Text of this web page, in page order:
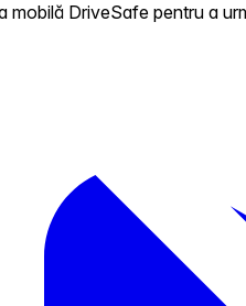
mobilă DriveSafe pentru a